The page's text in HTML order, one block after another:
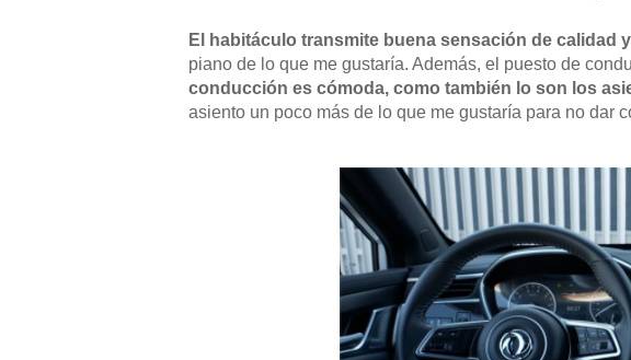
El habitáculo transmite buena sensación de calidad
piano de lo que me gustaría. Además, el puesto de
conducción es cómoda, como también lo son los
asiento un poco más de lo que me gustaría para no dar